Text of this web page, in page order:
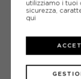
Come
utilizziamo i tuoi
sicurezza,
qui